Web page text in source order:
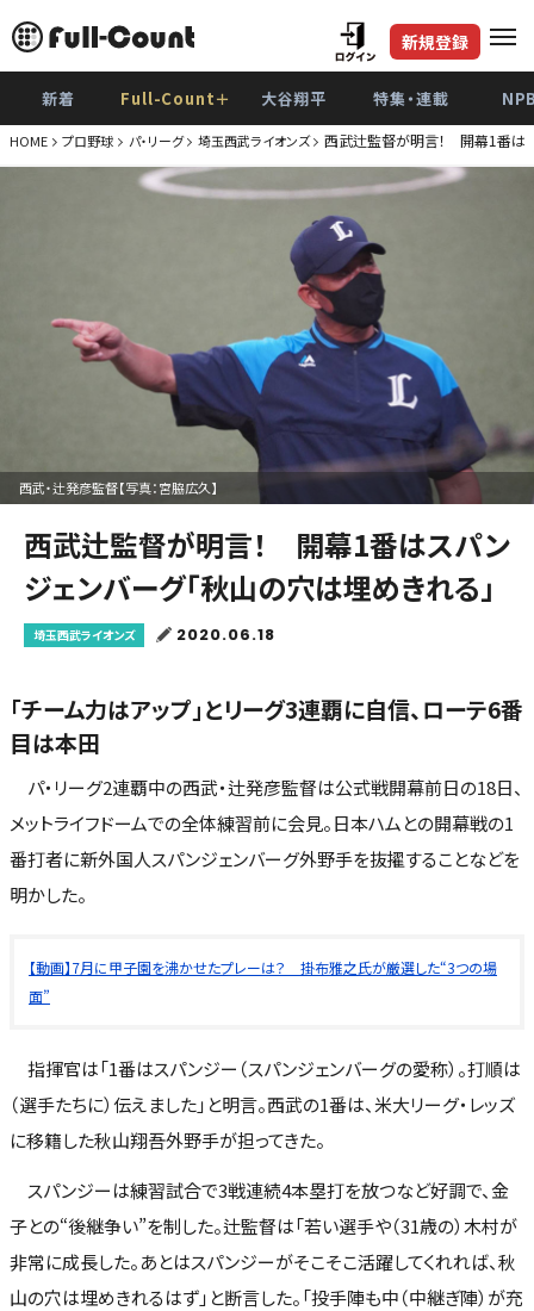
新規登録
新着 Full-Count＋ 大谷翔平 特集・連載
HOME プロ野球 パ・リーグ 埼玉西武ライオンズ 西武辻監督が明言！ 開幕1番は
西武・辻発彦監督【写真：宮脇広久】
西武辻監督が明言！ 開幕1番はスパン
ジェンバーグ「秋山の穴は埋めきれる」
埼玉西武ライオンズ 2020.06.18
「チーム力はアップ」とリーグ3連覇に自信、ローテ6番
目は本田
パ・リーグ2連覇中の西武・辻発彦監督は公式戦開幕前日の18日、
メットライフドームでの全体練習前に会見。日本ハムとの開幕戦の1
番打者に新外国人スパンジェンバーグ外野手を抜擢することなどを
明かした。
【動画】7月に甲子園を沸かせたプレーは？ 掛布雅之氏が厳選した“3つの場
面”
指揮官は「1番はスパンジー（スパンジェンバーグの愛称）。打順は
（選手たちに）伝えました」と明言。西武の1番は、米大リーグ・レッズ
に移籍した秋山翔吾外野手が担ってきた。
スパンジーは練習試合で3戦連続4本塁打を放つなど好調で、金
子との“後継争い”を制した。辻監督は「若い選手や（31歳の）木村が
非常に成長した。あとはスパンジーがそこそこ活躍してくれれば、秋
山の穴は埋めきれるはず」と断言した。「投手陣も中（中継ぎ陣）が充